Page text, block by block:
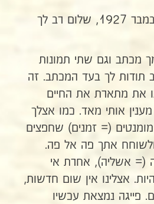
ברסטצ'קה, 12 בנובמבר 1927, שלום רב לך
מכתב וגם שתי תמונות
תודות לך בעד המכתב. זה
את מתארת את החיים
אותי מאד. כמו אצלך
מומנטים (= זמנים) שחפצים
אתך פה אל פה.
(= אשליה), אחרת אי
אצלינו אין שום חדשות,
פייגה נמצאת עכשיו